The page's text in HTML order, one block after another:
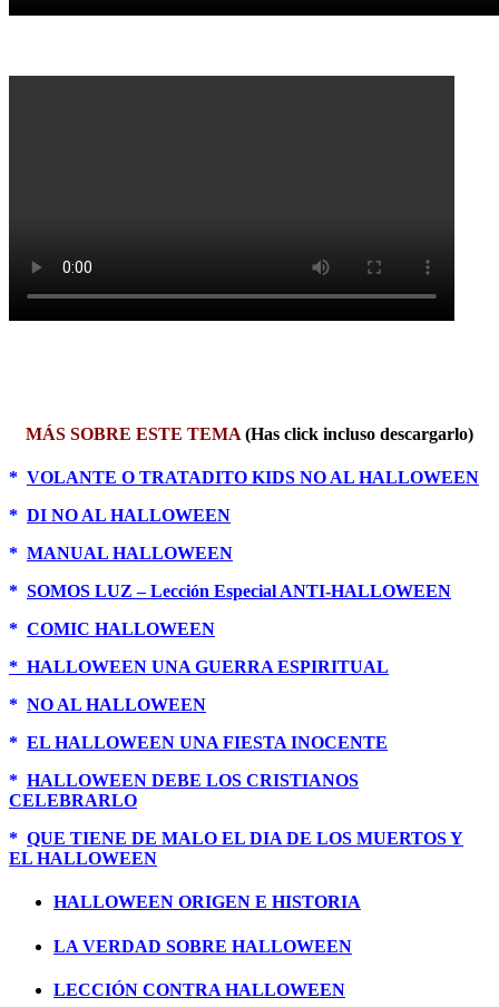
MÁS SOBRE ESTE TEMA (Has click incluso descargarlo)
* VOLANTE O TRATADITO KIDS NO AL HALLOWEEN
* DI NO AL HALLOWEEN
* MANUAL HALLOWEEN
* SOMOS LUZ – Lección Especial ANTI-HALLOWEEN
* COMIC HALLOWEEN
* HALLOWEEN UNA GUERRA ESPIRITUAL
* NO AL HALLOWEEN
* EL HALLOWEEN UNA FIESTA INOCENTE
* HALLOWEEN DEBE LOS CRISTIANOS
CELEBRARLO
* QUE TIENE DE MALO EL DIA DE LOS MUERTOS Y
EL HALLOWEEN
HALLOWEEN ORIGEN E HISTORIA
LA VERDAD SOBRE HALLOWEEN
LECCIÓN CONTRA HALLOWEEN